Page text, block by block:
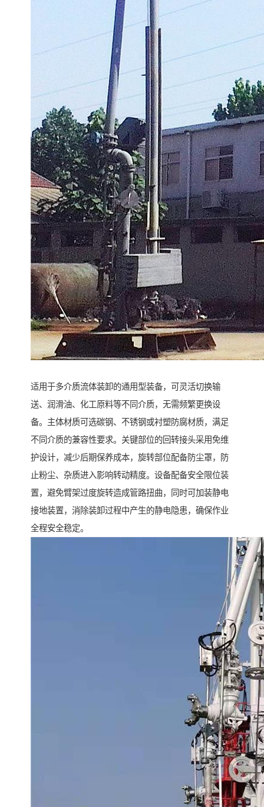
适用于多介质流体装卸的通用型装备，可灵活切换输
送、润滑油、化工原料等不同介质，无需频繁更换设
备。主体材质可选碳钢、不锈钢或衬塑防腐材质，满足
不同介质的兼容性要求。关键部位的回转接头采用免维
护设计，减少后期保养成本，旋转部位配备防尘罩，防
止粉尘、杂质进入影响转动精度。设备配备安全限位装
置，避免臂架过度旋转造成管路扭曲，同时可加装静电
接地装置，消除装卸过程中产生的静电隐患，确保作业
全程安全稳定。